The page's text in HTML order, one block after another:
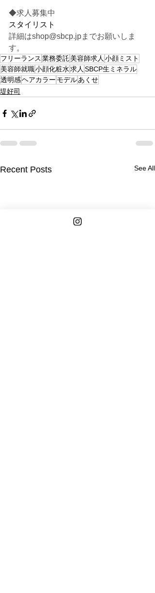
◆求人募集中
スタイリスト
詳細はshop@sbcp.jpまでお願いしま
す。
フリーランス 業務委託美容師求人 小顔ミスト
美容師就職小顔化粧水求人 SBCP生ミネラル
透明感ヘアカラー モデルあくせ
堤好司
Recent Posts See All